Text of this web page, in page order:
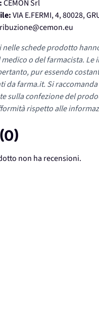
CEMON Srl
VIA E.FERMI, 4, 80028,
schede prodotto
o del farmacista.
pur essendo
da farma.it. Si
sulla confezione del
rispetto alle
non ha recensioni.